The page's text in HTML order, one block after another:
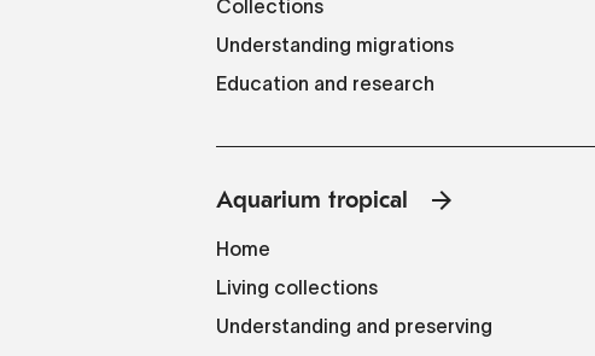
Collections
Understanding migrations
Education and research
Aquarium tropical
Home
Living collections
Understanding and preserving